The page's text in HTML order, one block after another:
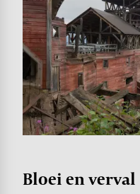
Bloei en verval